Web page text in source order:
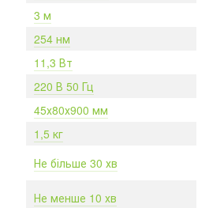
3 м
254 нм
11,3 Вт
220 В 50 Гц
45х80х900 мм
1,5 кг
Не більше 30 хв
Не менше 10 хв